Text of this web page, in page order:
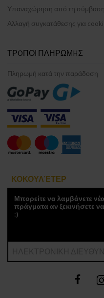
Υπαναχώρηση από τη σύμβαση
Αλλαγή συγκατάθεσης για
ΤΡOΠΟΙ ΠΛΗΡΩΜHΣ
Πληρωμή κατά την παράδοση
ΚΟΚΟΥΛΈΤΕΡ
Μπορείτε να λαμβάνετε
πράγματα αν ξεκινήσετε
:)